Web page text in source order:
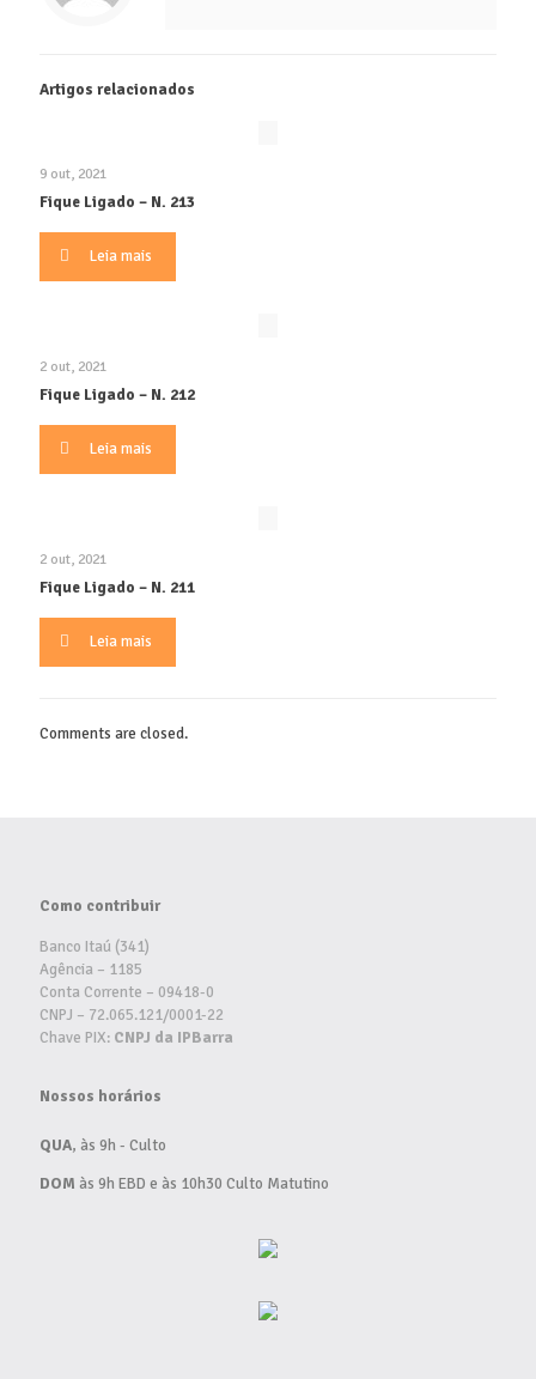
Artigos relacionados
9 out, 2021
Fique Ligado – N. 213
Leia mais
2 out, 2021
Fique Ligado – N. 212
Leia mais
2 out, 2021
Fique Ligado – N. 211
Leia mais
Comments are closed.
Como contribuir
Banco Itaú (341)
Agência – 1185
Conta Corrente – 09418-0
CNPJ – 72.065.121/0001-22
Chave PIX: CNPJ da IPBarra
Nossos horários
QUA, às 9h - Culto
DOM às 9h EBD e às 10h30 Culto Matutino